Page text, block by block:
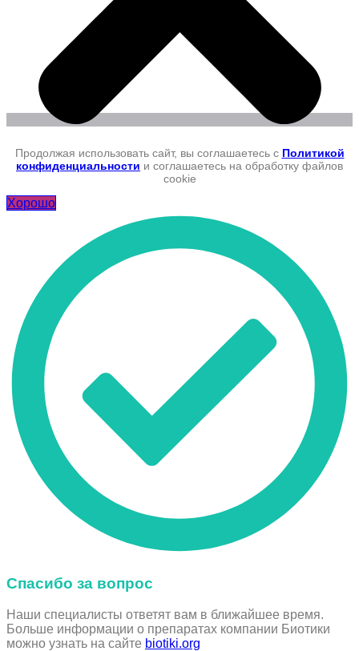
Продолжая использовать сайт, вы соглашаетесь с Политикой
конфиденциальности и соглашаетесь на обработку файлов
cookie
Хорошо
Спасибо за вопрос
Наши специалисты ответят вам в ближайшее время.
Больше информации о препаратах компании Биотики
можно узнать на сайте biotiki.org